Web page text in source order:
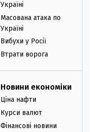
Україні
Масована атака по
Україні
Вибухи у Росії
Втрати ворога
Новини економіки
Ціна нафти
Курси валют
Фінансові новини